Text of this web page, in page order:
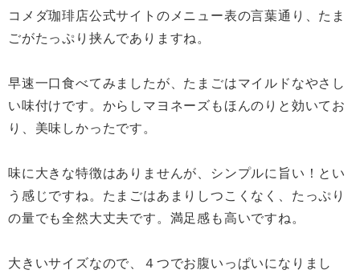
コメダ珈琲店公式サイトのメニュー表の言葉通り、たま
ごがたっぷり挟んでありますね。
早速一口食べてみましたが、たまごはマイルドなやさし
い味付けです。からしマヨネーズもほんのりと効いてお
り、美味しかったです。
味に大きな特徴はありませんが、シンプルに旨い！とい
う感じですね。たまごはあまりしつこくなく、たっぷり
の量でも全然大丈夫です。満足感も高いですね。
大きいサイズなので、４つでお腹いっぱいになりまし